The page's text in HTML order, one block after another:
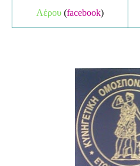
Λέρου (facebook)